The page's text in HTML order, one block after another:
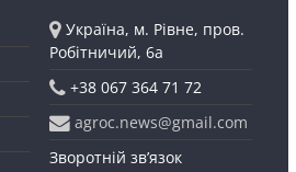
Україна, м. Рівне, пров.
Робітничий, 6а
+38 067 364 71 72
agroc.news@gmail.com
Зворотній зв’язок